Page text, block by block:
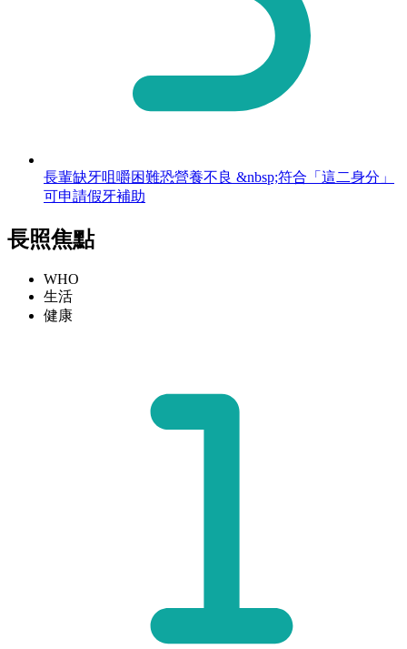
長輩缺牙咀嚼困難恐營養不良 &nbsp;符合「這二身分」
可申請假牙補助
長照焦點
WHO
生活
健康